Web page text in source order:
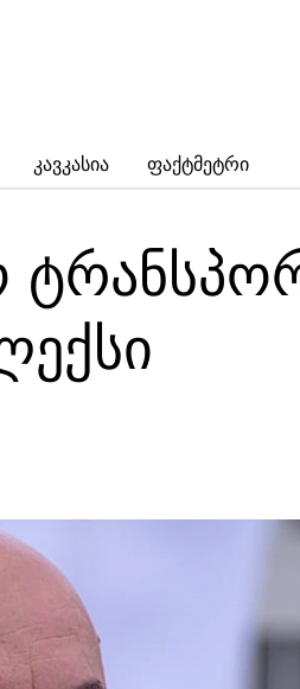
Კავკასია Ფაქტმეტრი